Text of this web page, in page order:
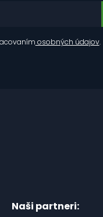
osobných údajov.
Naši partneri: